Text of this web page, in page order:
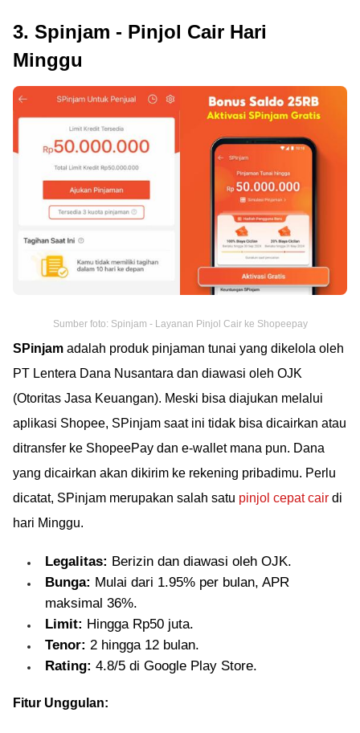
3. Spinjam - Pinjol Cair Hari
Minggu
Sumber foto: Spinjam - Layanan Pinjol Cair ke Shopeepay
SPinjam adalah produk pinjaman tunai yang dikelola oleh
PT Lentera Dana Nusantara dan diawasi oleh OJK
(Otoritas Jasa Keuangan). Meski bisa diajukan melalui
aplikasi Shopee, SPinjam saat ini tidak bisa dicairkan atau
ditransfer ke ShopeePay dan e-wallet mana pun. Dana
yang dicairkan akan dikirim ke rekening pribadimu. Perlu
dicatat, SPinjam merupakan salah satu pinjol cepat cair di
hari Minggu.
Legalitas: Berizin dan diawasi oleh OJK.
Bunga: Mulai dari 1.95% per bulan, APR
maksimal 36%.
Limit: Hingga Rp50 juta.
Tenor: 2 hingga 12 bulan.
Rating: 4.8/5 di Google Play Store.
Fitur Unggulan: